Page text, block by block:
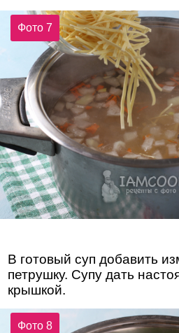
Фото 7
В готовый суп добавить
петрушку. Супу дать
крышкой.
Фото 8